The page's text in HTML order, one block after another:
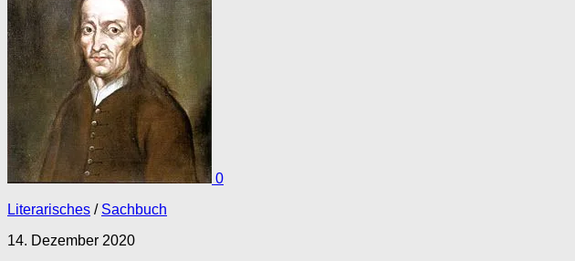
0
Literarisches / Sachbuch
14. Dezember 2020